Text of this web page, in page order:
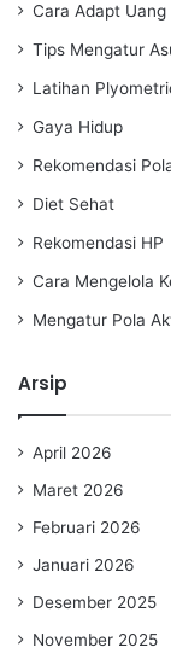
Cara Adapt Uang
Tips Mengatur
Latihan
Gaya Hidup
Rekomendasi
Diet Sehat
Rekomendasi HP
Cara Mengelola
Mengatur Pola
Arsip
April 2026
Maret 2026
Februari 2026
Januari 2026
Desember 2025
November 2025